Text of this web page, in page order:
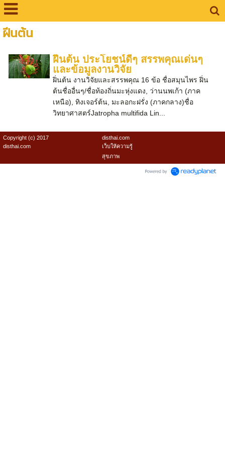
ฝีนต้น
ฝีนต้น ประโยชน์ดีๆ สรรพคุณเด่นๆ
และข้อมูลงานวิจัย
ฝิ่นต้น งานวิจัยและสรรพคุณ 16 ข้อ ชื่อสมุนไพร ฝิ่น
ต้นชื่ออื่นๆ/ชื่อท้องถิ่นมะหุ่งแดง, ว่านนพเก้า (ภาค
เหนือ), ทิงเจอร์ต้น, มะลอกะฝรั่ง (ภาคกลาง)ชื่อ
วิทยาศาสตร์Jatropha multifida Lin...
Copyright (c) 2017
disthai.com
disthai.com
เว็บให้ความรู้
สุขภาพ